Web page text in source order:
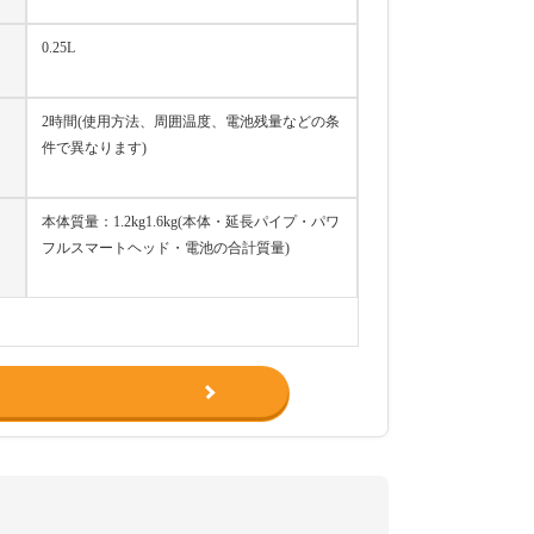
0.25L
2時間(使用方法、周囲温度、電池残量などの条
件で異なります)
本体質量：1.2kg1.6kg(本体・延長パイプ・パワ
フルスマートヘッド・電池の合計質量)